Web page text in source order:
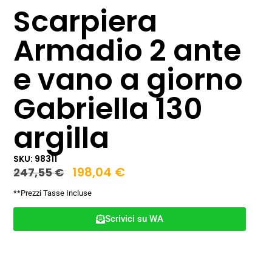
Scarpiera
Armadio 2 ante
e vano a giorno
Gabriella 130
argilla
SKU: 98311
247,55€ 198,04 €
**Prezzi Tasse Incluse
Scrivici su WA